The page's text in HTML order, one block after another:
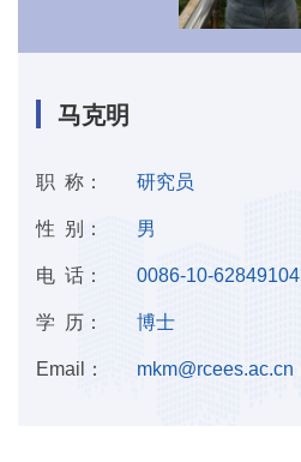
马克明
职 称： 研究员
性 别： 男
电 话： 0086-10-62849104
学 历： 博士
Email： mkm@rcees.ac.cn